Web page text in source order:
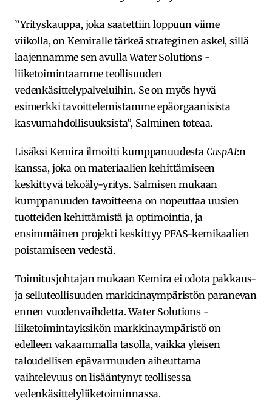
”Yrityskauppa, joka saatettiin loppuun viime
viikolla, on Kemiralle tärkeä strateginen askel, sillä
laajennamme sen avulla Water Solutions -
liiketoimintaamme teollisuuden
vedenkäsittelypalveluihin. Se on myös hyvä
esimerkki tavoittelemistamme epäorgaanisista
kasvumahdollisuuksista”, Salminen toteaa.
Lisäksi Kemira ilmoitti kumppanuudesta CuspAI:n
kanssa, joka on materiaalien kehittämiseen
keskittyvä tekoäly-yritys. Salmisen mukaan
kumppanuuden tavoitteena on nopeuttaa uusien
tuotteiden kehittämistä ja optimointia, ja
ensimmäinen projekti keskittyy PFAS-kemikaalien
poistamiseen vedestä.
Toimitusjohtajan mukaan Kemira ei odota pakkaus-
ja selluteollisuuden markkinaympäristön paranevan
ennen vuodenvaihdetta. Water Solutions -
liiketoimintayksikön markkinaympäristö on
edelleen vakaammalla tasolla, vaikka yleisen
taloudellisen epävarmuuden aiheuttama
vaihtelevuus on lisääntynyt teollisessa
vedenkäsittelyliiketoiminnassa.